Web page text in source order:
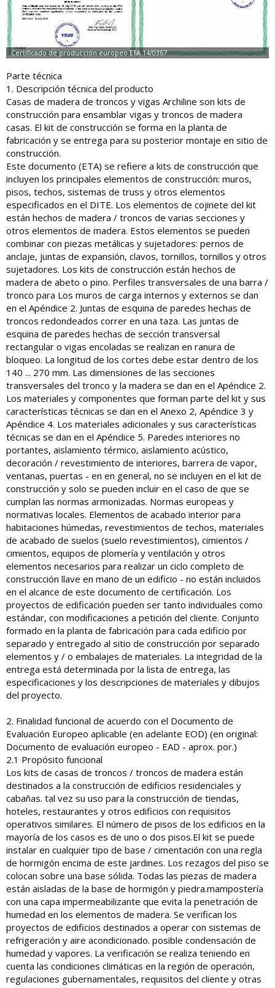
Parte técnica
1. Descripción técnica del producto
Casas de madera de troncos y vigas Archiline son kits de
construcción para ensamblar vigas y troncos de madera
casas. El kit de construcción se forma en la planta de
fabricación y se entrega para su posterior montaje en sitio de
construcción.
Este documento (ETA) se refiere a kits de construcción que
incluyen los principales elementos de construcción: muros,
pisos, techos, sistemas de truss y otros elementos
especificados en el DITE. Los elementos de cojinete del kit
están hechos de madera / troncos de varias secciones y
otros elementos de madera. Estos elementos se pueden
combinar con piezas metálicas y sujetadores: pernos de
anclaje, juntas de expansión, clavos, tornillos, tornillos y otros
sujetadores. Los kits de construcción están hechos de
madera de abeto o pino. Perfiles transversales de una barra /
tronco para Los muros de carga internos y externos se dan
en el Apéndice 2. Juntas de esquina de paredes hechas de
troncos redondeados correr en una taza. Las juntas de
esquina de paredes hechas de sección transversal
rectangular o vigas encoladas se realizan en ranura de
bloqueo. La longitud de los cortes debe estar dentro de los
140 ... 270 mm. Las dimensiones de las secciones
transversales del tronco y la madera se dan en el Apéndice 2.
Los materiales y componentes que forman parte del kit y sus
características técnicas se dan en el Anexo 2, Apéndice 3 y
Apéndice 4. Los materiales adicionales y sus características
técnicas se dan en el Apéndice 5. Paredes interiores no
portantes, aislamiento térmico, aislamiento acústico,
decoración / revestimiento de interiores, barrera de vapor,
ventanas, puertas - en en general, no se incluyen en el kit de
construcción y solo se pueden incluir en el caso de que se
cumplan las normas armonizadas. Normas europeas y
normativas locales. Elementos de acabado interior para
habitaciones húmedas, revestimientos de techos, materiales
de acabado de suelos (suelo revestimientos), cimientos /
cimientos, equipos de plomería y ventilación y otros
elementos necesarios para realizar un ciclo completo de
construcción llave en mano de un edificio - no están incluidos
en el alcance de este documento de certificación. Los
proyectos de edificación pueden ser tanto individuales como
estándar, con modificaciones a petición del cliente. Conjunto
formado en la planta de fabricación para cada edificio por
separado y entregado al sitio de construcción por separado
elementos y / o embalajes de materiales. La integridad de la
entrega está determinada por la lista de entrega, las
especificaciones y los descripciones de materiales y dibujos
del proyecto.
2. Finalidad funcional de acuerdo con el Documento de
Evaluación Europeo aplicable (en adelante EOD) (en original:
Documento de evaluación europeo - EAD - aprox. por.)
2.1 Propósito funcional
Los kits de casas de troncos / troncos de madera están
destinados a la construcción de edificios residenciales y
cabañas. tal vez su uso para la construcción de tiendas,
hoteles, restaurantes y otros edificios con requisitos
operativos similares. El número de pisos de los edificios en la
mayoría de los casos es de uno o dos pisos.El kit se puede
instalar en cualquier tipo de base / cimentación con una regla
de hormigón encima de este jardines. Los rezagos del piso se
colocan sobre una base sólida. Todas las piezas de madera
están aisladas de la base de hormigón y piedra.mampostería
con una capa impermeabilizante que evita la penetración de
humedad en los elementos de madera. Se verifican los
proyectos de edificios destinados a operar con sistemas de
refrigeración y aire acondicionado. posible condensación de
humedad y vapores. La verificación se realiza teniendo en
cuenta las condiciones climáticas en la región de operación,
regulaciones gubernamentales, requisitos del cliente y otras